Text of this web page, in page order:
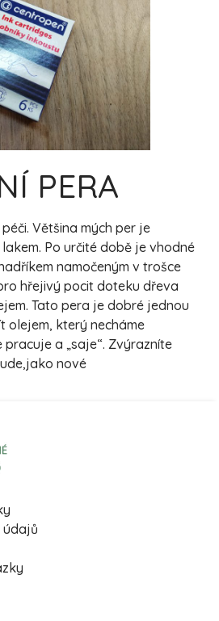
PERA
Většina mých per je
Po určité době je vhodné
namočeným v trošce
hřejivý pocit doteku dřeva
Tato pera je dobré jednou
olejem, který necháme
a „saje“. Zvýrazníte
nové
údajů